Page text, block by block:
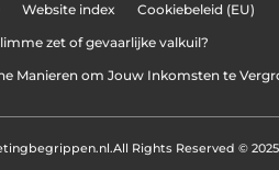
Website index Cookiebeleid (EU)
zet of gevaarlijke valkuil?
Manieren om Jouw Inkomsten te
All Rights Reserved © 2025